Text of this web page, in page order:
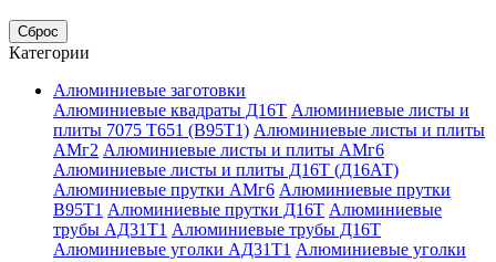
Сброс
Категории
Алюминиевые заготовки
Алюминиевые квадраты Д16Т Алюминиевые листы и
плиты 7075 Т651 (В95Т1) Алюминиевые листы и плиты
АМг2 Алюминиевые листы и плиты АМг6
Алюминиевые листы и плиты Д16Т (Д16АТ)
Алюминиевые прутки АМг6 Алюминиевые прутки
В95Т1 Алюминиевые прутки Д16Т Алюминиевые
трубы АД31Т1 Алюминиевые трубы Д16Т
Алюминиевые уголки АД31Т1 Алюминиевые уголки